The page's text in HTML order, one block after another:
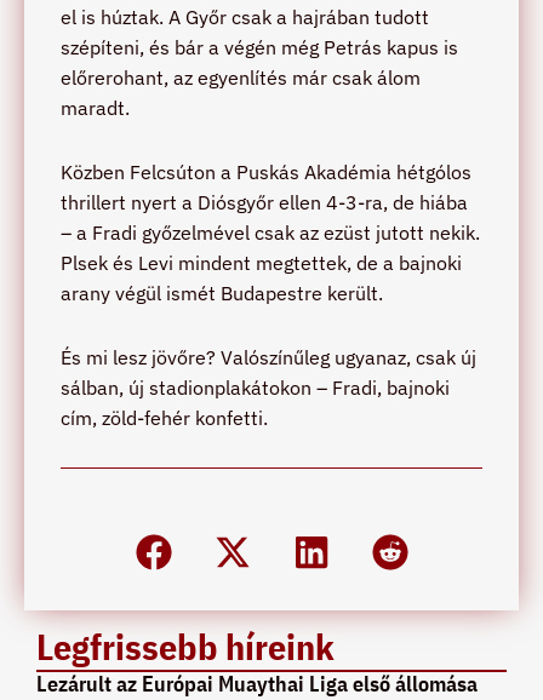
Legfrissebb híreink
Lezárult az Európai Muaythai Liga első állomása
el is húztak. A Győr csak a hajrában tudott
szépíteni, és bár a végén még Petrás kapus is
előrerohant, az egyenlítés már csak álom
maradt.
Közben Felcsúton a Puskás Akadémia hétgólos
thrillert nyert a Diósgyőr ellen 4-3-ra, de hiába
– a Fradi győzelmével csak az ezüst jutott nekik.
Plsek és Levi mindent megtettek, de a bajnoki
arany végül ismét Budapestre került.
És mi lesz jövőre? Valószínűleg ugyanaz, csak új
sálban, új stadionplakátokon – Fradi, bajnoki
cím, zöld-fehér konfetti.